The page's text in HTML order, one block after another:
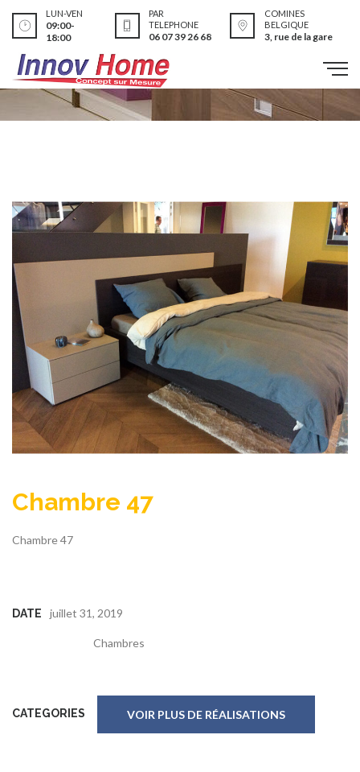
LUN-VEN
09:00-
18:00
PAR
TELEPHONE
06 07 39 26 68
COMINES
BELGIQUE
3, rue de la gare
Réalisations
Chambre 47
Chambre 47
DATE juillet 31, 2019
CATEGORIES
Chambres
VOIR PLUS DE RÉALISATIONS